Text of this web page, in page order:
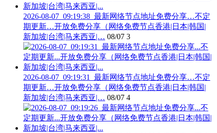
2026-08-07_09:19:38_最新网络节点地址免费分享…不定
期更新…开放免费分享（网络免费节点香港|日本|韩国|
新加坡|台湾|马来西亚|… 08/07 3
2026-08-07_09:19:31_最新网络节点地址免费分享…不定
期更新…开放免费分享（网络免费节点香港|日本|韩国|
新加坡|台湾|马来西亚|… 08/07 4